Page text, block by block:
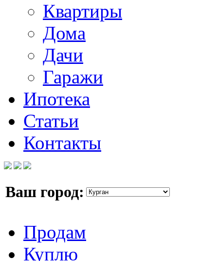
Квартиры
Дома
Дачи
Гаражи
Ипотека
Статьи
Контакты
Ваш город:
Продам
Куплю